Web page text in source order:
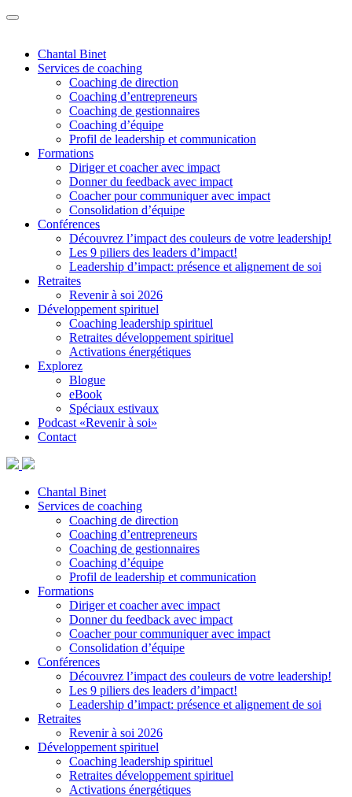
Chantal Binet
Services de coaching
Coaching de direction
Coaching d’entrepreneurs
Coaching de gestionnaires
Coaching d’équipe
Profil de leadership et communication
Formations
Diriger et coacher avec impact
Donner du feedback avec impact
Coacher pour communiquer avec impact
Consolidation d’équipe
Conférences
Découvrez l’impact des couleurs de votre leadership!
Les 9 piliers des leaders d’impact!
Leadership d’impact: présence et alignement de soi
Retraites
Revenir à soi 2026
Développement spirituel
Coaching leadership spirituel
Retraites développement spirituel
Activations énergétiques
Explorez
Blogue
eBook
Spéciaux estivaux
Podcast «Revenir à soi»
Contact
Chantal Binet
Services de coaching
Coaching de direction
Coaching d’entrepreneurs
Coaching de gestionnaires
Coaching d’équipe
Profil de leadership et communication
Formations
Diriger et coacher avec impact
Donner du feedback avec impact
Coacher pour communiquer avec impact
Consolidation d’équipe
Conférences
Découvrez l’impact des couleurs de votre leadership!
Les 9 piliers des leaders d’impact!
Leadership d’impact: présence et alignement de soi
Retraites
Revenir à soi 2026
Développement spirituel
Coaching leadership spirituel
Retraites développement spirituel
Activations énergétiques